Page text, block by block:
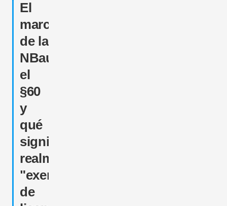
El
marco
de la
NBauO:
el
§60
y
qué
significa
realmente
"exento
de